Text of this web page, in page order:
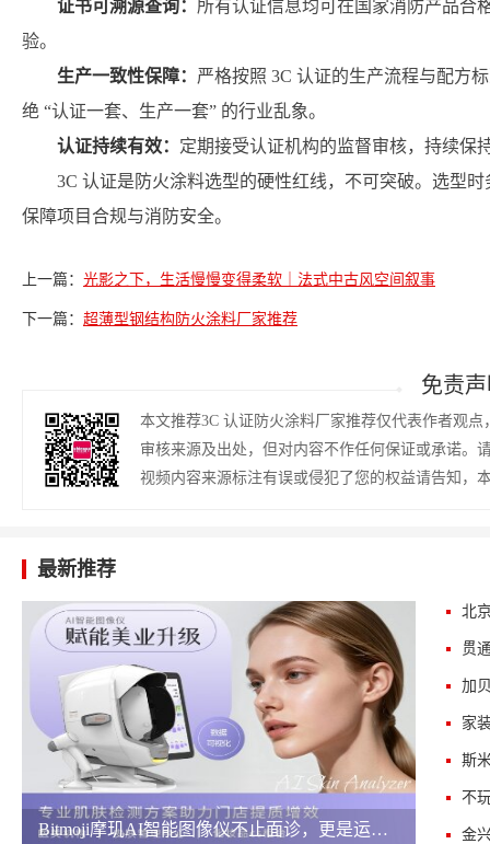
证书可溯源查询： 所有认证信息均可在国家消防产品合
验。
生产一致性保障： 严格按照 3C 认证的生产流程与配方
绝 “认证一套、生产一套” 的行业乱象。
认证持续有效： 定期接受认证机构的监督审核，持续保
3C 认证是防火涂料选型的硬性红线，不可突破。选型
保障项目合规与消防安全。
上一篇： 光影之下，生活慢慢变得柔软｜法式中古风空间叙事
下一篇： 超薄型钢结构防火涂料厂家推荐
免责
本文推荐3C 认证防火涂料厂家推荐仅代表作者观
审核来源及出处，但对内容不作任何保证或承诺。
视频内容来源标注有误或侵犯了您的权益请告知，
最新推荐
​Bitmoji摩玑AI智能图像仪不止面诊，更是运营王牌
斯